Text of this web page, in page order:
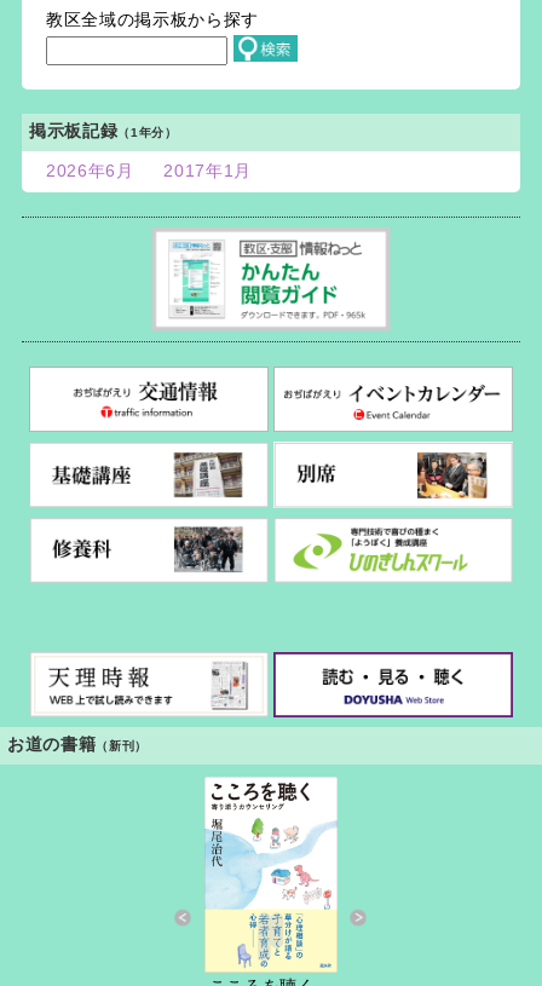
教区全域の掲示板から探す
掲示板記録 （1年分）
2026年6月 2017年1月
お道の書籍 （新刊）